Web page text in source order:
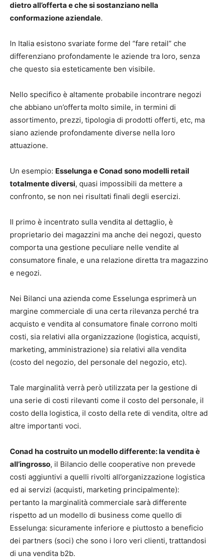
dietro all’offerta e che si sostanziano nella
conformazione aziendale.
In Italia esistono svariate forme del “fare retail” che
differenziano profondamente le aziende tra loro, senza
che questo sia esteticamente ben visibile.
Nello specifico è altamente probabile incontrare negozi
che abbiano un’offerta molto simile, in termini di
assortimento, prezzi, tipologia di prodotti offerti, etc, ma
siano aziende profondamente diverse nella loro
attuazione.
Un esempio: Esselunga e Conad sono modelli retail
totalmente diversi, quasi impossibili da mettere a
confronto, se non nei risultati finali degli esercizi.
Il primo è incentrato sulla vendita al dettaglio, è
proprietario dei magazzini ma anche dei negozi, questo
comporta una gestione peculiare nelle vendite al
consumatore finale, e una relazione diretta tra magazzino
e negozi.
Nei Bilanci una azienda come Esselunga esprimerà un
margine commerciale di una certa rilevanza perché tra
acquisto e vendita al consumatore finale corrono molti
costi, sia relativi alla organizzazione (logistica, acquisti,
marketing, amministrazione) sia relativi alla vendita
(costo del negozio, del personale del negozio, etc).
Tale marginalità verrà però utilizzata per la gestione di
una serie di costi rilevanti come il costo del personale, il
costo della logistica, il costo della rete di vendita, oltre ad
altre importanti voci.
Conad ha costruito un modello differente: la vendita è
all’ingrosso, il Bilancio delle cooperative non prevede
costi aggiuntivi a quelli rivolti all’organizzazione logistica
ed ai servizi (acquisti, marketing principalmente):
pertanto la marginalità commerciale sarà differente
rispetto ad un modello di business come quello di
Esselunga: sicuramente inferiore e piuttosto a beneficio
dei partners (soci) che sono i loro veri clienti, trattandosi
di una vendita b2b.